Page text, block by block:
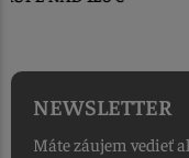
NEWSLETTER
Máte záujem vedieť